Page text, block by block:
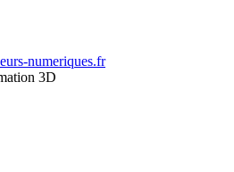
numeriques.fr
3D